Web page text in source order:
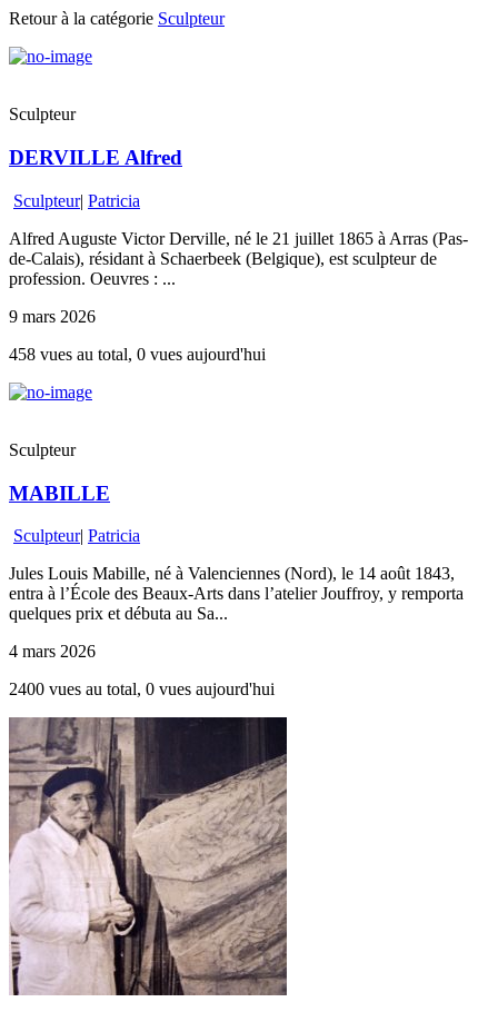
Retour à la catégorie Sculpteur
Sculpteur
DERVILLE Alfred
Sculpteur| Patricia
Alfred Auguste Victor Derville, né le 21 juillet 1865 à Arras (Pas-
de-Calais), résidant à Schaerbeek (Belgique), est sculpteur de
profession. Oeuvres : ...
9 mars 2026
458 vues au total, 0 vues aujourd'hui
Sculpteur
MABILLE
Sculpteur| Patricia
Jules Louis Mabille, né à Valenciennes (Nord), le 14 août 1843,
entra à l’École des Beaux-Arts dans l’atelier Jouffroy, y remporta
quelques prix et débuta au Sa...
4 mars 2026
2400 vues au total, 0 vues aujourd'hui